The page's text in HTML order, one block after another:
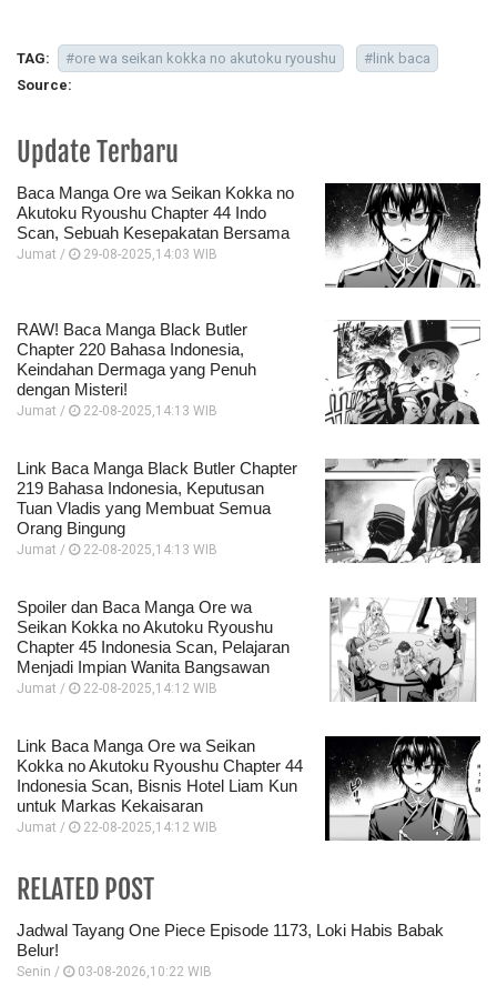
TAG: #ore wa seikan kokka no akutoku ryoushu
#link baca
Source:
Update Terbaru
Baca Manga Ore wa Seikan Kokka no
Akutoku Ryoushu Chapter 44 Indo
Scan, Sebuah Kesepakatan Bersama
Jumat / 29-08-2025,14:03 WIB
RAW! Baca Manga Black Butler
Chapter 220 Bahasa Indonesia,
Keindahan Dermaga yang Penuh
dengan Misteri!
Jumat / 22-08-2025,14:13 WIB
Link Baca Manga Black Butler Chapter
219 Bahasa Indonesia, Keputusan
Tuan Vladis yang Membuat Semua
Orang Bingung
Jumat / 22-08-2025,14:13 WIB
Spoiler dan Baca Manga Ore wa
Seikan Kokka no Akutoku Ryoushu
Chapter 45 Indonesia Scan, Pelajaran
Menjadi Impian Wanita Bangsawan
Jumat / 22-08-2025,14:12 WIB
Link Baca Manga Ore wa Seikan
Kokka no Akutoku Ryoushu Chapter 44
Indonesia Scan, Bisnis Hotel Liam Kun
untuk Markas Kekaisaran
Jumat / 22-08-2025,14:12 WIB
RELATED POST
Jadwal Tayang One Piece Episode 1173, Loki Habis Babak
Belur!
Senin / 03-08-2026,10:22 WIB